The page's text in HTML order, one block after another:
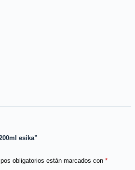
esika”
obligatorios están marcados con*